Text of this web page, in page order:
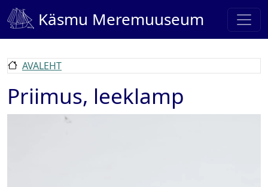
Liigu edasi põhisisu juurde
Käsmu Meremuuseum
AVALEHT
Priimus, leeklamp